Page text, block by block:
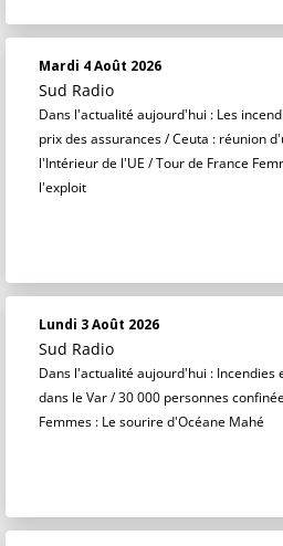
Mardi 4 Août 2026
Sud Radio
Dans l'actualité aujourd'hui : Les
prix des assurances / Ceuta : réunion
l'Intérieur de l'UE / Tour de France
l'exploit
Lundi 3 Août 2026
Sud Radio
Dans l'actualité aujourd'hui : Incendies
dans le Var / 30 000 personnes
Femmes : Le sourire d'Océane Mahé